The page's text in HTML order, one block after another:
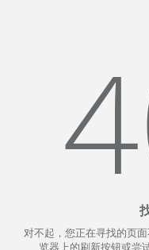
对不起，您正在寻找的页
览器上的刷新按钮或尝